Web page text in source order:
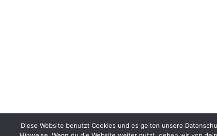
Diese Website benutzt Cookies und es gelten unsere